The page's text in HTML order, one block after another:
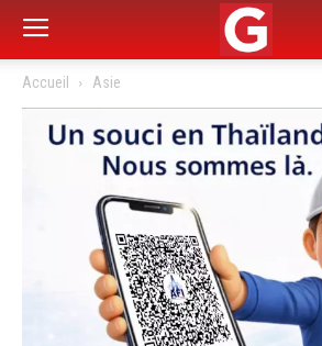
Accueil Asie